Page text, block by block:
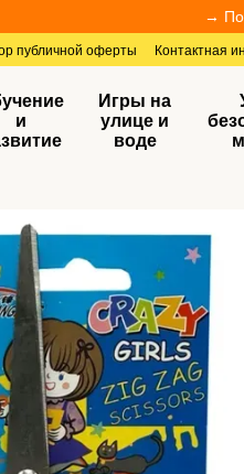
→
публичной оферты Контактная
и
Игры на
улице и
воде